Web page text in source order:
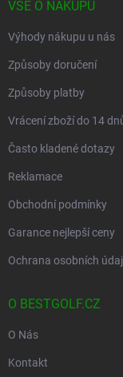
VŠE O NÁKUPU
Výhody nákupu u nás
Způsoby doručení
Způsoby platby
Vrácení zboží do 14
Často kladené dotazy
Reklamace
Obchodní podmínky
Garance nejlepší ceny
Ochrana osobních
O BESTGOLF.CZ
O Nás
Kontakt